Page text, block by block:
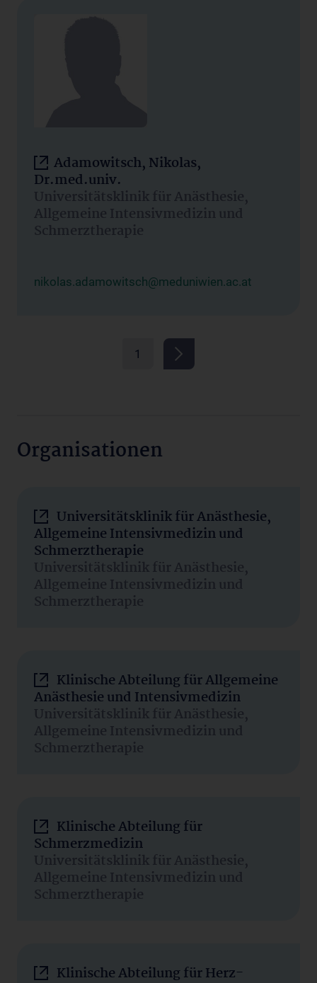
Adamowitsch, Nikolas,
Dr.med.univ.
Universitätsklinik für Anästhesie,
Allgemeine Intensivmedizin und
Schmerztherapie
nikolas.adamowitsch@meduniwien.ac.at
1
Organisationen
Universitätsklinik für Anästhesie,
Allgemeine Intensivmedizin und
Schmerztherapie
Universitätsklinik für Anästhesie,
Allgemeine Intensivmedizin und
Schmerztherapie
Klinische Abteilung für Allgemeine
Anästhesie und Intensivmedizin
Universitätsklinik für Anästhesie,
Allgemeine Intensivmedizin und
Schmerztherapie
Klinische Abteilung für
Schmerzmedizin
Universitätsklinik für Anästhesie,
Allgemeine Intensivmedizin und
Schmerztherapie
Klinische Abteilung für Herz-